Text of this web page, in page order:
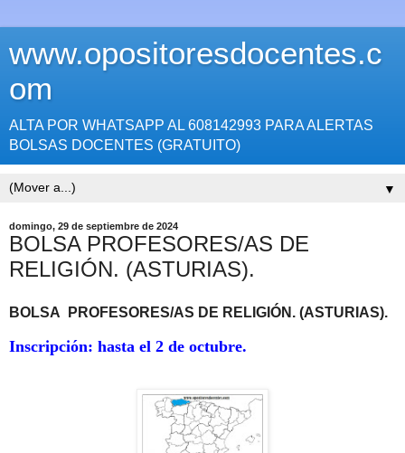
www.opositoresdocentes.c
om
ALTA POR WHATSAPP AL 608142993 PARA ALERTAS
BOLSAS DOCENTES (GRATUITO)
▼
domingo, 29 de septiembre de 2024
BOLSA PROFESORES/AS DE
RELIGIÓN. (ASTURIAS).
BOLSA PROFESORES/AS DE RELIGIÓN . (ASTURIAS).
Inscripción: hasta el 2 de octubre.